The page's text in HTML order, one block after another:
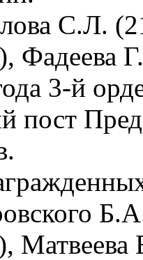
С.Л.
Фадеева
3-й
пост